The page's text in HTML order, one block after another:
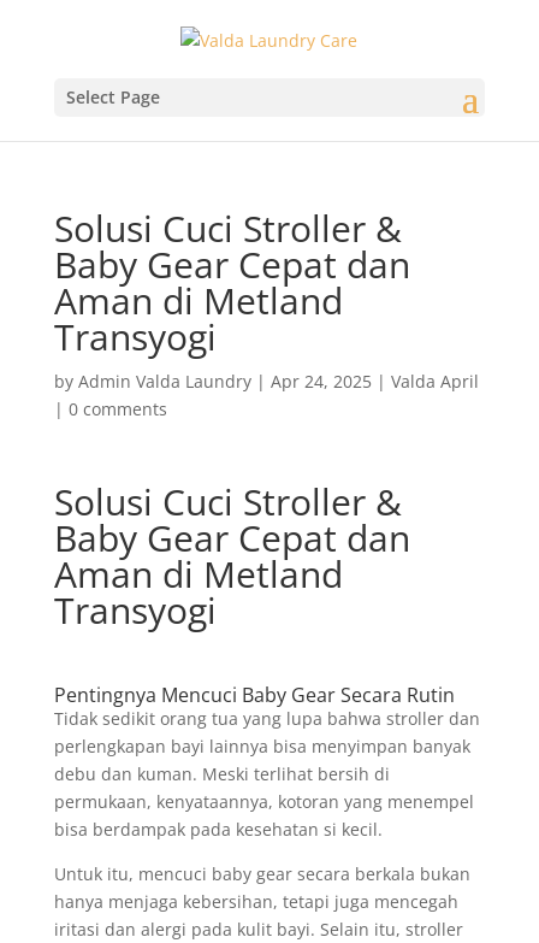
Select Page
Solusi Cuci Stroller &
Baby Gear Cepat dan
Aman di Metland
Transyogi
by Admin Valda Laundry| Apr 24, 2025| Valda April
| 0 comments
Solusi Cuci Stroller &
Baby Gear Cepat dan
Aman di Metland
Transyogi
Pentingnya Mencuci Baby Gear Secara Rutin
Tidak sedikit orang tua yang lupa bahwa stroller dan
perlengkapan bayi lainnya bisa menyimpan banyak
debu dan kuman. Meski terlihat bersih di
permukaan, kenyataannya, kotoran yang menempel
bisa berdampak pada kesehatan si kecil.
Untuk itu, mencuci baby gear secara berkala bukan
hanya menjaga kebersihan, tetapi juga mencegah
iritasi dan alergi pada kulit bayi. Selain itu, stroller